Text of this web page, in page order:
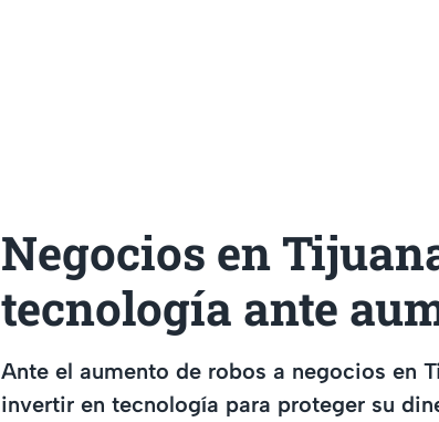
Negocios en
tecnología ante
Ante el aumento de robos a negocios en
invertir en tecnología para proteger su